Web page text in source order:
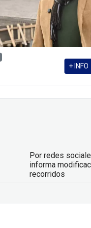
+ INFO
Por redes
informa
recorridos